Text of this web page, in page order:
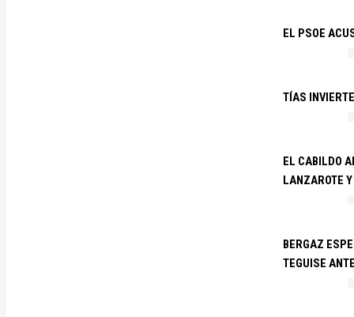
EL PSOE
TÍAS
EL CABILDO
LANZAROTE
BERGAZ
TEGUISE